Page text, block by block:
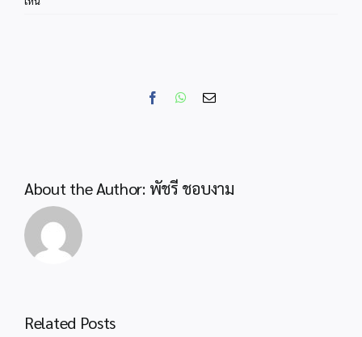
FacebookWhatsApp
Email
About the Author: พัชรี ชอบงาม
Related Posts